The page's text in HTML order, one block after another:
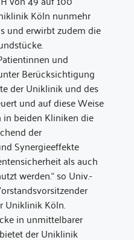
Köln nunmehr
und erwirbt zudem die
und
Berücksichtigung
der Uniklinik und des
und auf diese Weise
in beiden Kliniken die
der
Synergieeffekte
als auch
werden.“ so Univ.-
Uniklinik Köln.
in unmittelbarer
der Uniklinik